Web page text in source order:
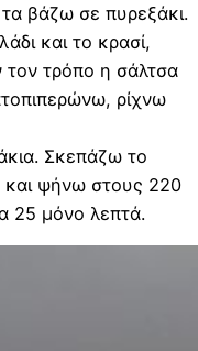
βάζω σε πυρεξάκι.
και το κρασί,
τρόπο η σάλτσα
ρίχνω
Σκεπάζω το
και ψήνω στους 220
25 μόνο λεπτά.